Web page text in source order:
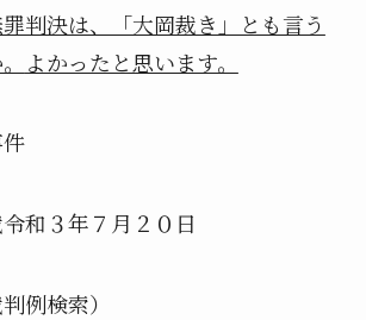
判決は、「大岡裁き」とも言う
よかったと思います。
和３年７月２０日
例検索）